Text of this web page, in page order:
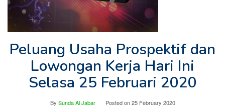
Peluang Usaha Prospektif dan
Lowongan Kerja Hari Ini
Selasa 25 Februari 2020
By Sunda Al Jabar Posted on25 February 2020